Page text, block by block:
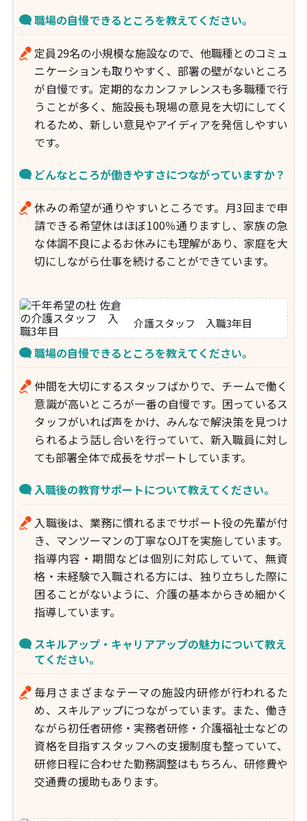
職場の自慢できるところを教えてください。
定員29名の小規模な施設なので、他職種とのコミュ
ニケーションも取りやすく、部署の壁がないところ
が自慢です。定期的なカンファレンスも多職種で行
うことが多く、施設長も現場の意見を大切にしてく
れるため、新しい意見やアイディアを発信しやすい
です。
どんなところが働きやすさにつながっていますか？
休みの希望が通りやすいところです。月3回まで申
請できる希望休はほぼ100％通りますし、家族の急
な体調不良によるお休みにも理解があり、家庭を大
切にしながら仕事を続けることができています。
介護スタッフ 入職3年目
職場の自慢できるところを教えてください。
仲間を大切にするスタッフばかりで、チームで働く
意識が高いところが一番の自慢です。困っているス
タッフがいれば声をかけ、みんなで解決策を見つけ
られるよう話し合いを行っていて、新入職員に対し
ても部署全体で成長をサポートしています。
入職後の教育サポートについて教えてください。
入職後は、業務に慣れるまでサポート役の先輩が付
き、マンツーマンの丁寧なOJTを実施しています。
指導内容・期間などは個別に対応していて、無資
格・未経験で入職される方には、独り立ちした際に
困ることがないように、介護の基本からきめ細かく
指導しています。
スキルアップ・キャリアアップの魅力について教え
てください。
毎月さまざまなテーマの施設内研修が行われるた
め、スキルアップにつながっています。また、働き
ながら初任者研修・実務者研修・介護福祉士などの
資格を目指すスタッフへの支援制度も整っていて、
研修日程に合わせた勤務調整はもちろん、研修費や
交通費の援助もあります。